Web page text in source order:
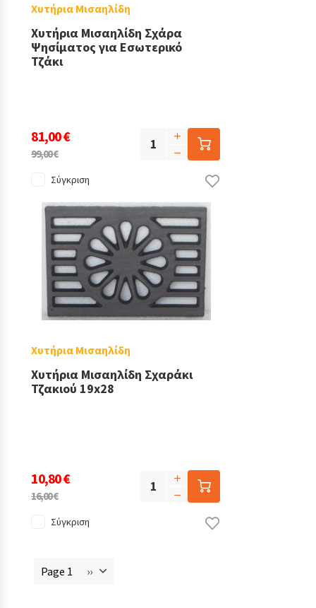
Χυτήρια Μισαηλίδη
Χυτήρια Μισαηλίδη Σχάρα
Ψησίματος για Εσωτερικό
Τζάκι
81,00 €
99,00 €
Σύγκριση
Χυτήρια Μισαηλίδη
Χυτήρια Μισαηλίδη Σχαράκι
Τζακιού 19x28
10,80 €
16,00 €
Σύγκριση
Page 1
Next
››